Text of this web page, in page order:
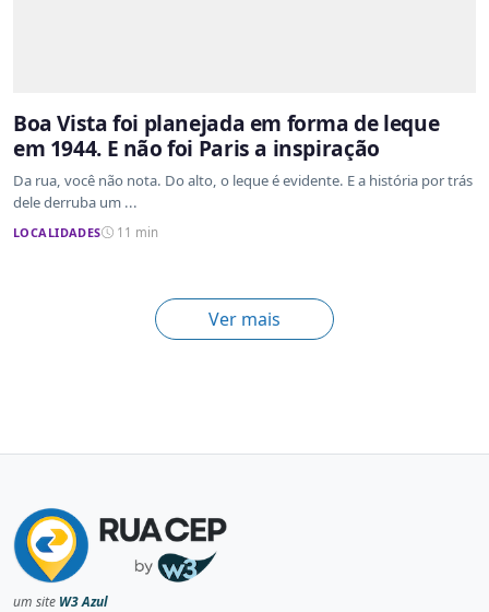
Boa Vista foi planejada em forma de leque
em 1944. E não foi Paris a inspiração
Da rua, você não nota. Do alto, o leque é evidente. E a história por trás
dele derruba um ...
LOCALIDADES 11 min
Ver mais
um site W3 Azul